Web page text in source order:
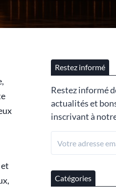
Restez informé
Restez informé
actualités et
inscrivant à
Catégories